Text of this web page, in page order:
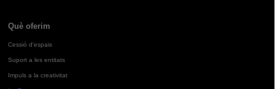
Què oferim
Cessió d'espais
Suport a les entitats
Impuls a la creativitat